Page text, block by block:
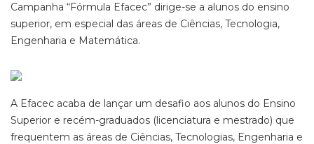
Campanha “Fórmula Efacec” dirige-se a alunos do ensino
superior, em especial das áreas de Ciências, Tecnologia,
Engenharia e Matemática.
A Efacec acaba de lançar um desafio aos alunos do Ensino
Superior e recém-graduados (licenciatura e mestrado) que
frequentem as áreas de Ciências, Tecnologias, Engenharia e